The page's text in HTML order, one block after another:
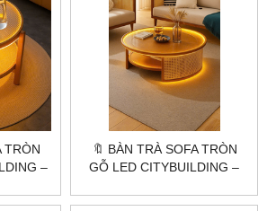
TRÒN
–
QUỐC
🔖 BÀN TRÀ SOFA TRÒN
GỖ LED CITYBUILDING –
KHÔNG GIAN SỐNG HIỆN